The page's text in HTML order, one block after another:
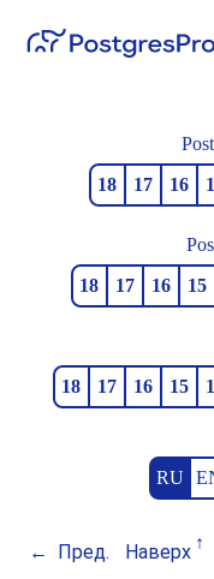
18
17 16
18
17 16 15
18
17 16 15
RU
Пред. Наверх